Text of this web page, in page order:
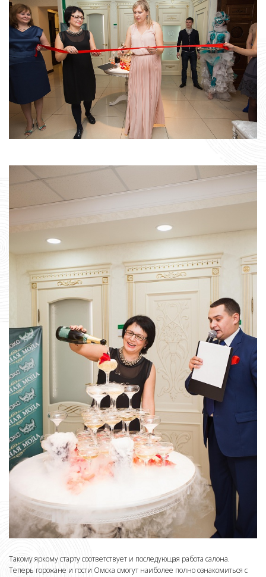
Такому яркому старту соответствует и последующая работа салона.
Теперь горожане и гости Омска смогут наиболее полно ознакомиться с